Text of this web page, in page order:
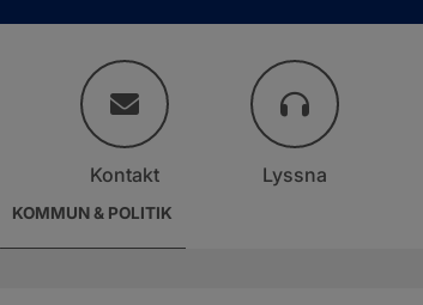
KOMMUN & POLITIK
Kontakt Lyssna